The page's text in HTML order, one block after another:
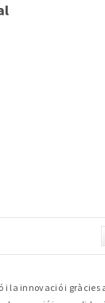
i la innovació i